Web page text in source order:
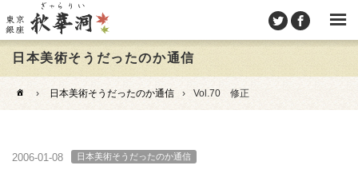
日本美術そうだったのか通信
› 日本美術そうだったのか通信 › Vol.70 修正
2006-01-08 日本美術そうだったのか通信